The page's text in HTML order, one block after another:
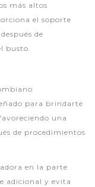
más altos
el soporte
de
busto.
para brindarte
una
de procedimientos
en la parte
adicional y evita